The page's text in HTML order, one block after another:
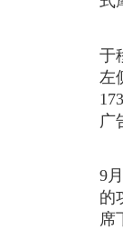
于
左
广
9
的
席